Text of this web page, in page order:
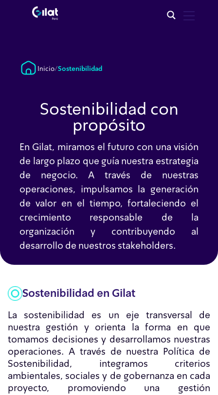
Inicio/Sostenibilidad
Sostenibilidad con
propósito
En Gilat, miramos el futuro con una visión
de largo plazo que guía nuestra estrategia
de negocio. A través de nuestras
operaciones, impulsamos la generación
de valor en el tiempo, fortaleciendo el
crecimiento responsable de la
organización y contribuyendo al
desarrollo de nuestros stakeholders.
Sostenibilidad en Gilat
La sostenibilidad es un eje transversal de
nuestra gestión y orienta la forma en que
tomamos decisiones y desarrollamos nuestras
operaciones. A través de nuestra Política de
Sostenibilidad, integramos criterios
ambientales, sociales y de gobernanza en cada
proyecto, promoviendo una gestión